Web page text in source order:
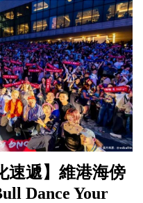
速遞】維港海傍
Dance Your